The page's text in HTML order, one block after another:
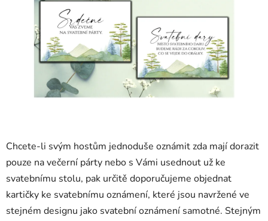
Chcete-li svým hostům jednoduše oznámit zda mají dorazit
pouze na večerní párty nebo s Vámi usednout už ke
svatebnímu stolu, pak určitě doporučujeme objednat
kartičky ke svatebnímu oznámení, které jsou navržené ve
stejném designu jako svatební oznámení samotné. Stejným